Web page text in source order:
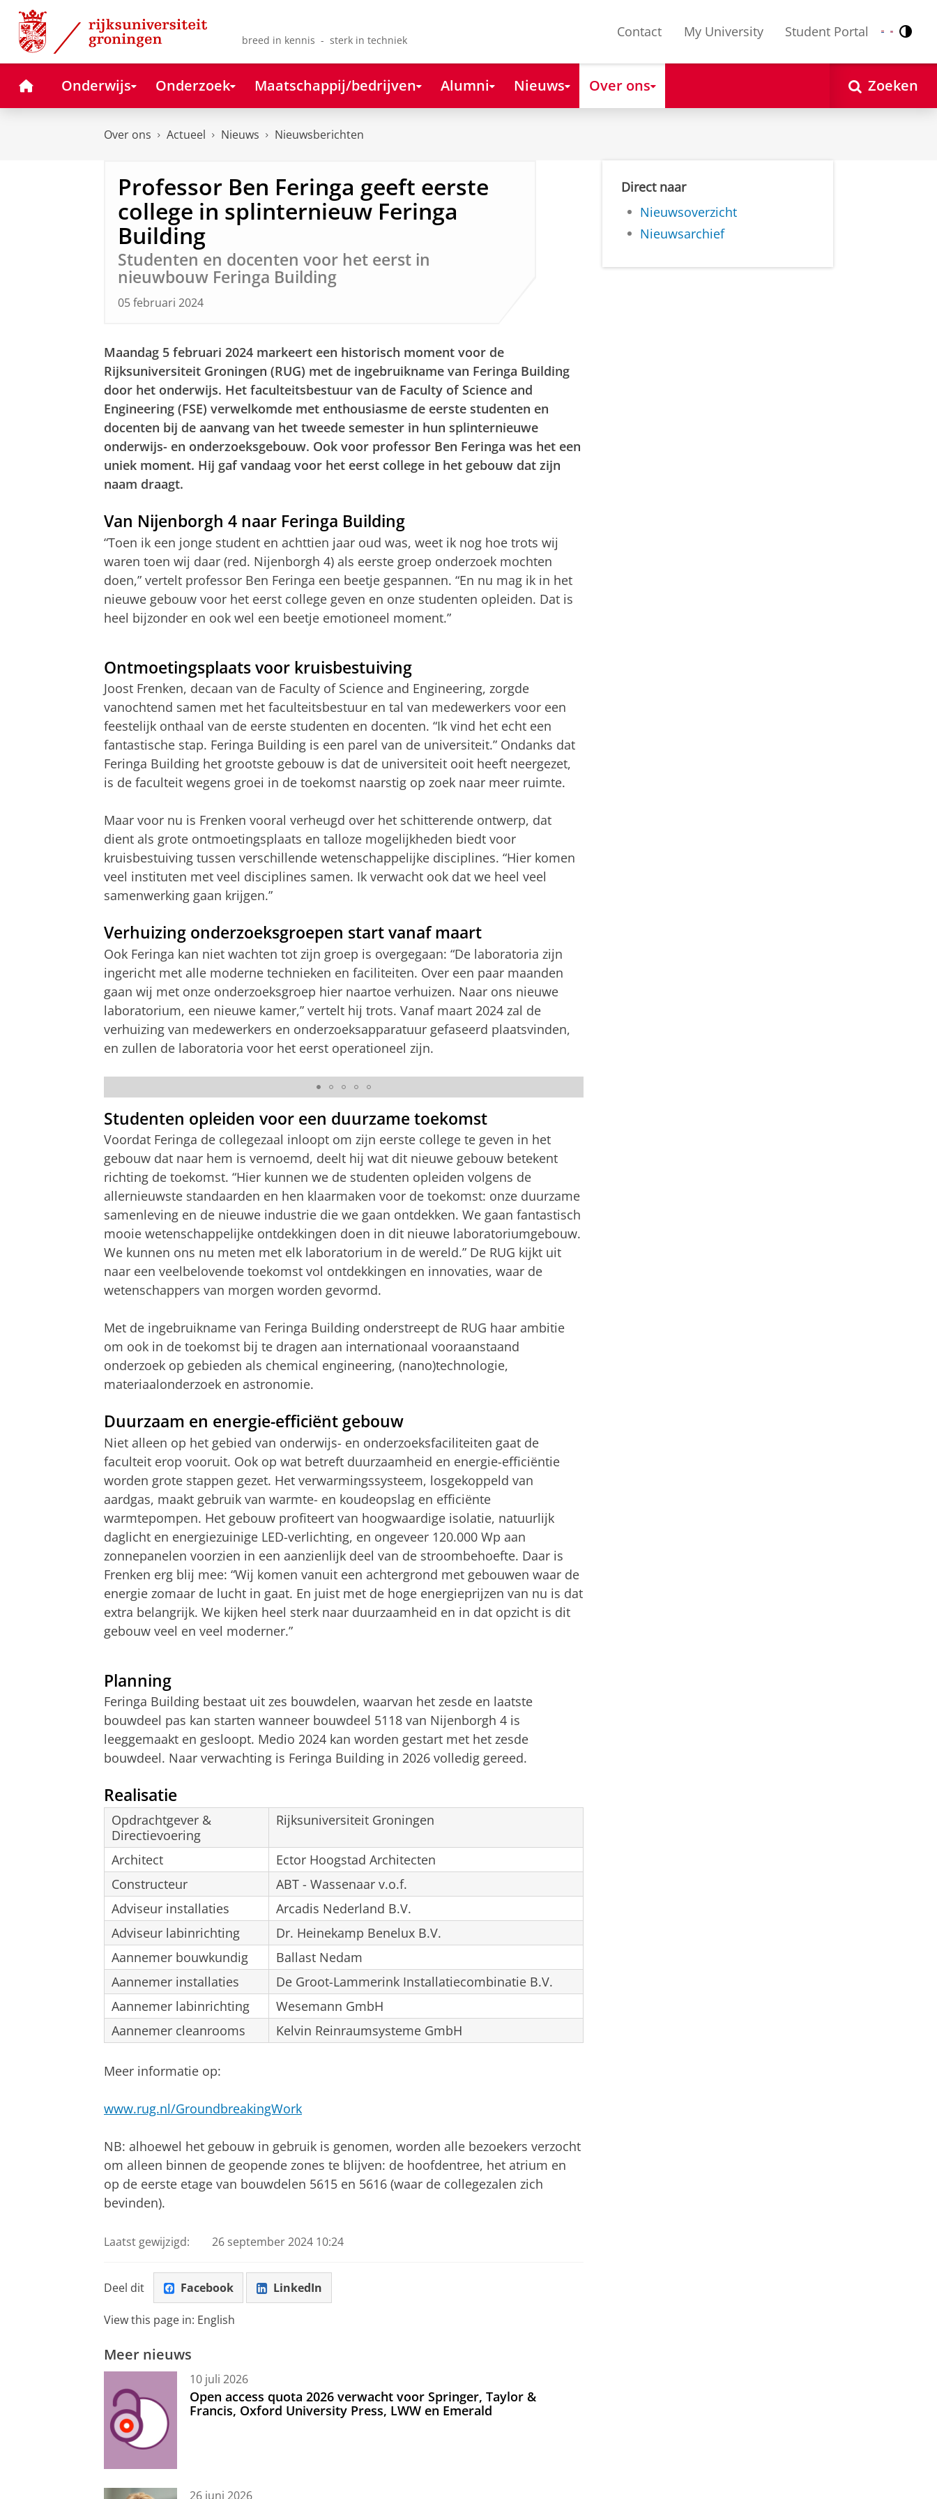
Skip
Content
Skip
Navigation
breed in kennis - sterk in techniek
Contact My University Student Portal Nederlands
English
HomeOnderwijs Onderzoek Maatschappij/bedrijven Alumni Nieuws Over ons Zoeken
Over ons Actueel Nieuws Nieuwsberichten
Professor Ben Feringa geeft eerste
college in splinternieuw Feringa
Building
Studenten en docenten voor het eerst in
nieuwbouw Feringa Building
05 februari 2024
Maandag 5 februari 2024 markeert een historisch moment voor de
Rijksuniversiteit Groningen (RUG) met de ingebruikname van Feringa Building
door het onderwijs. Het faculteitsbestuur van de Faculty of Science and
Engineering (FSE) verwelkomde met enthousiasme de eerste studenten en
docenten bij de aanvang van het tweede semester in hun splinternieuwe
onderwijs- en onderzoeksgebouw. Ook voor professor Ben Feringa was het een
uniek moment. Hij gaf vandaag voor het eerst college in het gebouw dat zijn
naam draagt.
Van Nijenborgh 4 naar Feringa Building
“Toen ik een jonge student en achttien jaar oud was, weet ik nog hoe trots wij
waren toen wij daar (red. Nijenborgh 4) als eerste groep onderzoek mochten
doen,” vertelt professor Ben Feringa een beetje gespannen. “En nu mag ik in het
nieuwe gebouw voor het eerst college geven en onze studenten opleiden. Dat is
heel bijzonder en ook wel een beetje emotioneel moment.”
Ontmoetingsplaats voor kruisbestuiving
Joost Frenken, decaan van de Faculty of Science and Engineering, zorgde
vanochtend samen met het faculteitsbestuur en tal van medewerkers voor een
feestelijk onthaal van de eerste studenten en docenten. “Ik vind het echt een
fantastische stap. Feringa Building is een parel van de universiteit.” Ondanks dat
Feringa Building het grootste gebouw is dat de universiteit ooit heeft neergezet,
is de faculteit wegens groei in de toekomst naarstig op zoek naar meer ruimte.
Maar voor nu is Frenken vooral verheugd over het schitterende ontwerp, dat
dient als grote ontmoetingsplaats en talloze mogelijkheden biedt voor
kruisbestuiving tussen verschillende wetenschappelijke disciplines. “Hier komen
veel instituten met veel disciplines samen. Ik verwacht ook dat we heel veel
samenwerking gaan krijgen.”
Verhuizing onderzoeksgroepen start vanaf maart
Ook Feringa kan niet wachten tot zijn groep is overgegaan: “De laboratoria zijn
ingericht met alle moderne technieken en faciliteiten. Over een paar maanden
gaan wij met onze onderzoeksgroep hier naartoe verhuizen. Naar ons nieuwe
laboratorium, een nieuwe kamer,” vertelt hij trots. Vanaf maart 2024 zal de
verhuizing van medewerkers en onderzoeksapparatuur gefaseerd plaatsvinden,
en zullen de laboratoria voor het eerst operationeel zijn.
Studenten opleiden voor een duurzame toekomst
Voordat Feringa de collegezaal inloopt om zijn eerste college te geven in het
gebouw dat naar hem is vernoemd, deelt hij wat dit nieuwe gebouw betekent
richting de toekomst. “Hier kunnen we de studenten opleiden volgens de
allernieuwste standaarden en hen klaarmaken voor de toekomst: onze duurzame
samenleving en de nieuwe industrie die we gaan ontdekken. We gaan fantastisch
mooie wetenschappelijke ontdekkingen doen in dit nieuwe laboratoriumgebouw.
We kunnen ons nu meten met elk laboratorium in de wereld.” De RUG kijkt uit
naar een veelbelovende toekomst vol ontdekkingen en innovaties, waar de
wetenschappers van morgen worden gevormd.
Met de ingebruikname van Feringa Building onderstreept de RUG haar ambitie
om ook in de toekomst bij te dragen aan internationaal vooraanstaand
onderzoek op gebieden als chemical engineering, (nano)technologie,
materiaalonderzoek en astronomie.
Duurzaam en energie-efficiënt gebouw
Niet alleen op het gebied van onderwijs- en onderzoeksfaciliteiten gaat de
faculteit erop vooruit. Ook op wat betreft duurzaamheid en energie-efficiëntie
worden grote stappen gezet. Het verwarmingssysteem, losgekoppeld van
aardgas, maakt gebruik van warmte- en koudeopslag en efficiënte
warmtepompen. Het gebouw profiteert van hoogwaardige isolatie, natuurlijk
daglicht en energiezuinige LED-verlichting, en ongeveer 120.000 Wp aan
zonnepanelen voorzien in een aanzienlijk deel van de stroombehoefte. Daar is
Frenken erg blij mee: “Wij komen vanuit een achtergrond met gebouwen waar de
energie zomaar de lucht in gaat. En juist met de hoge energieprijzen van nu is dat
extra belangrijk. We kijken heel sterk naar duurzaamheid en in dat opzicht is dit
gebouw veel en veel moderner.”
Planning
Feringa Building bestaat uit zes bouwdelen, waarvan het zesde en laatste
bouwdeel pas kan starten wanneer bouwdeel 5118 van Nijenborgh 4 is
leeggemaakt en gesloopt. Medio 2024 kan worden gestart met het zesde
bouwdeel. Naar verwachting is Feringa Building in 2026 volledig gereed.
Realisatie
Opdrachtgever &
Directievoering
Rijksuniversiteit Groningen
Architect
Ector Hoogstad Architecten
Constructeur
ABT - Wassenaar v.o.f.
Adviseur installaties
Arcadis Nederland B.V.
Adviseur labinrichting
Dr. Heinekamp Benelux B.V.
Aannemer bouwkundig
Ballast Nedam
Aannemer installaties
De Groot-Lammerink Installatiecombinatie B.V.
Aannemer labinrichting
Wesemann GmbH
Aannemer cleanrooms
Kelvin Reinraumsysteme GmbH
Meer informatie op:
www.rug.nl/GroundbreakingWork
NB: alhoewel het gebouw in gebruik is genomen, worden alle bezoekers verzocht
om alleen binnen de geopende zones te blijven: de hoofdentree, het atrium en
op de eerste etage van bouwdelen 5615 en 5616 (waar de collegezalen zich
bevinden).
Laatst gewijzigd: 26 september 2024 10:24
Deel dit Facebook LinkedIn
View this page in: English
Meer nieuws
10 juli 2026
Open access quota 2026 verwacht voor Springer, Taylor &
Francis, Oxford University Press, LWW en Emerald
26 juni 2026
Direct naar
Nieuwsoverzicht
Nieuwsarchief